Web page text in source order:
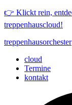
👉 Klickt rein,
treppenhauscloud!
treppenhausorchester
cloud
Termine
kontakt